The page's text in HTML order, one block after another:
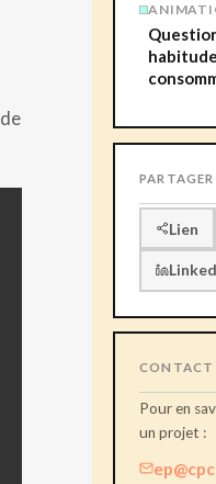
PARTAGER
Lien
CONTACT
Pour en
un projet :